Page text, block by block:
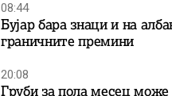
08:44
Бујар бара знаци и на
граничните премини
20:08
Груби за пола месец може